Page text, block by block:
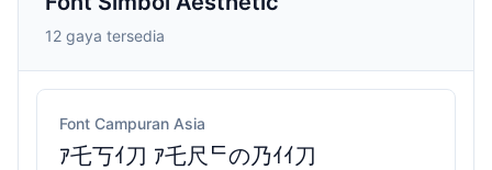
12 gaya tersedia
Font Campuran Asia
ｱ乇丂ｲ刀 ｱ乇尺ᄃの乃ｲｲ刀